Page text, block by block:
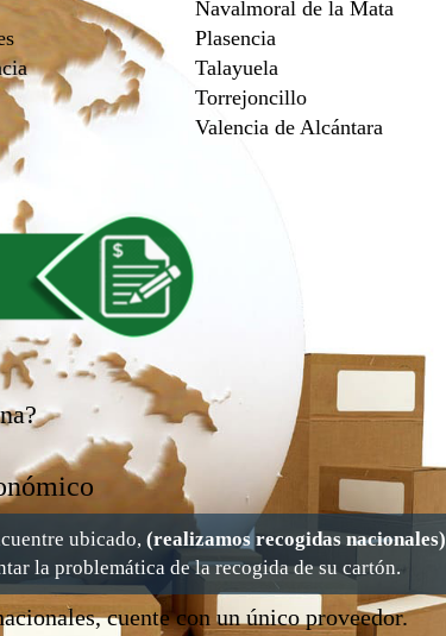
Navalmoral de la Mata
Plasencia
Talayuela
Torrejoncillo
Valencia de Alcántara
ubicado, (realizamos recogidas nacionales)
la problemática de la recogida de su cartón.
cuente con un único proveedor.